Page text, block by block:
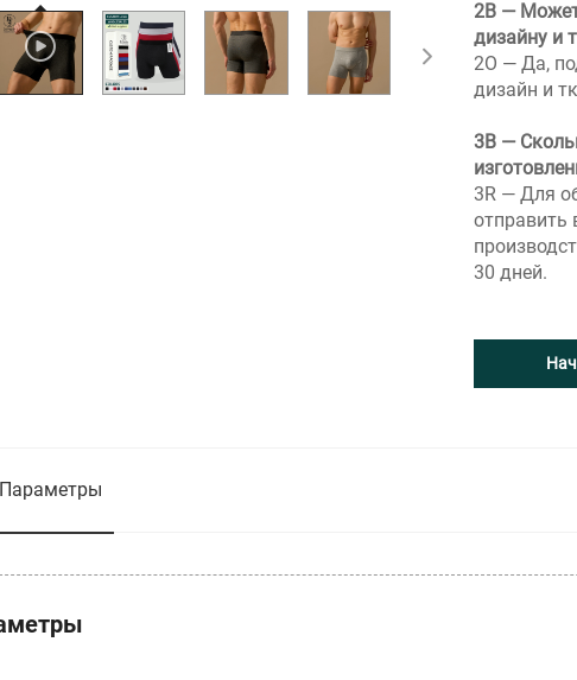
2В —
дизайну и
2О — Да,
дизайн и
3В —
3R — Для
отправить
30 дней.
Параметры